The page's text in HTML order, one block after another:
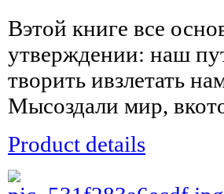
Вэтой книге все
утверждении: наш
творить ивзлетать
Мысоздали мир,
Product details